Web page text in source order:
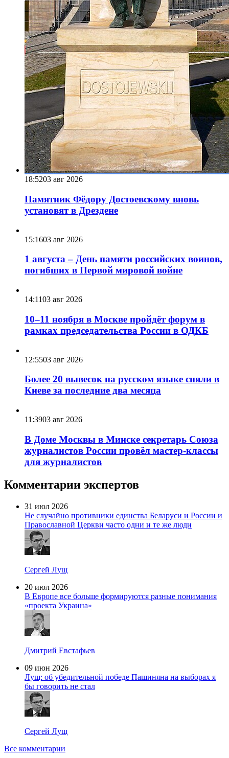
18:5203 авг 2026
Памятник Фёдору Достоевскому вновь
установят в Дрездене
15:1603 авг 2026
1 августа – День памяти российских воинов,
погибших в Первой мировой войне
14:1103 авг 2026
10–11 ноября в Москве пройдёт форум в
рамках председательства России в ОДКБ
12:5503 авг 2026
Более 20 вывесок на русском языке сняли в
Киеве за последние два месяца
11:3903 авг 2026
В Доме Москвы в Минске секретарь Союза
журналистов России провёл мастер-классы
для журналистов
Комментарии экспертов
31 июл 2026
Не случайно противники единства Беларуси и России и
Православной Церкви часто одни и те же люди
Сергей Лущ
20 июл 2026
В Европе все больше формируются разные понимания
«проекта Украина»
Дмитрий Евстафьев
09 июн 2026
Лущ: об убедительной победе Пашиняна на выборах я
бы говорить не стал
Сергей Лущ
Все комментарии